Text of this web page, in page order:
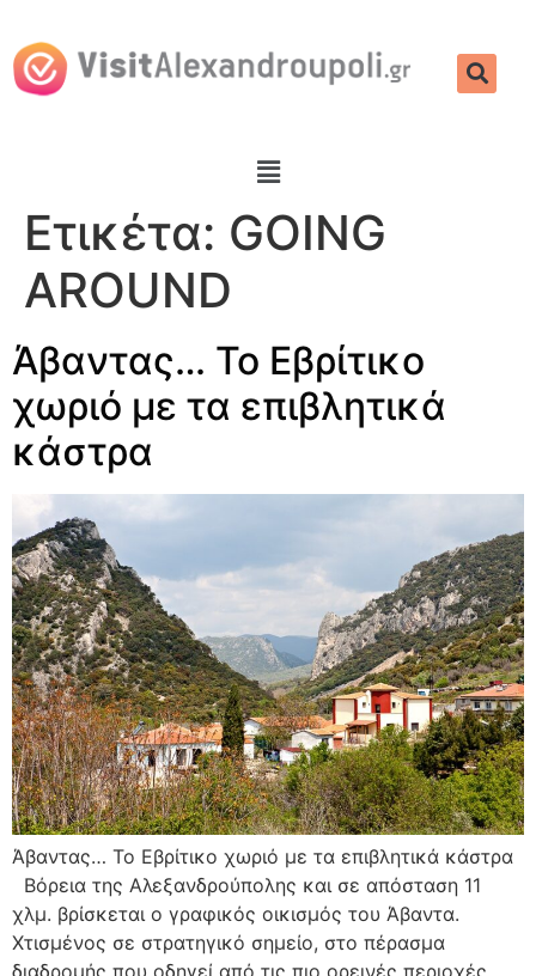
Ετικέτα: GOING
AROUND
Άβαντας… Το Εβρίτικο
χωριό με τα επιβλητικά
κάστρα
Άβαντας… Το Εβρίτικο χωριό με τα επιβλητικά κάστρα
Βόρεια της Αλεξανδρούπολης και σε απόσταση 11
χλμ. βρίσκεται ο γραφικός οικισμός του Άβαντα.
Χτισμένος σε στρατηγικό σημείο, στο πέρασμα